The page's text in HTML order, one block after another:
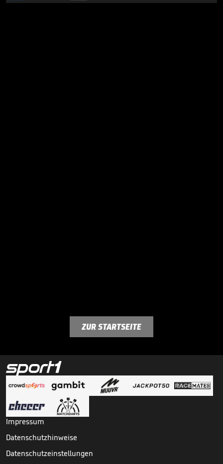
ZUR STARTSEITE
Impressum
Datenschutzhinweise
Datenschutzeinstellungen